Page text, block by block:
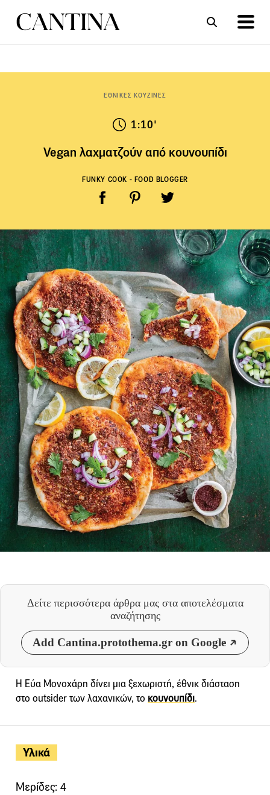
ΕΘΝΙΚΕΣ ΚΟΥΖΙΝΕΣ
1:10'
Vegan λαχματζούν από κουνουπίδι
FUNKY COOK - FOOD BLOGGER
Δείτε περισσότερα άρθρα μας στα αποτελέσματα
αναζήτησης
Add Cantina.protothema.gr on Google
Υλικά
Μερίδες: 4
Η Εύα Μονοχάρη δίνει μια ξεχωριστή, έθνικ διάσταση
στο outsider των λαχανικών, το κουνουπίδι.